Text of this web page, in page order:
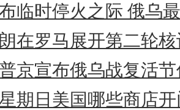
临时停火之际 俄乌
在罗马展开第二轮
京宣布俄乌战复活
期日美国哪些商店